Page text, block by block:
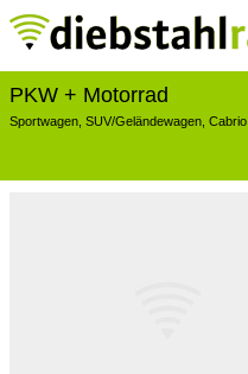
PKW + Motorrad
Sportwagen SUV/Geländewagen Cabrio